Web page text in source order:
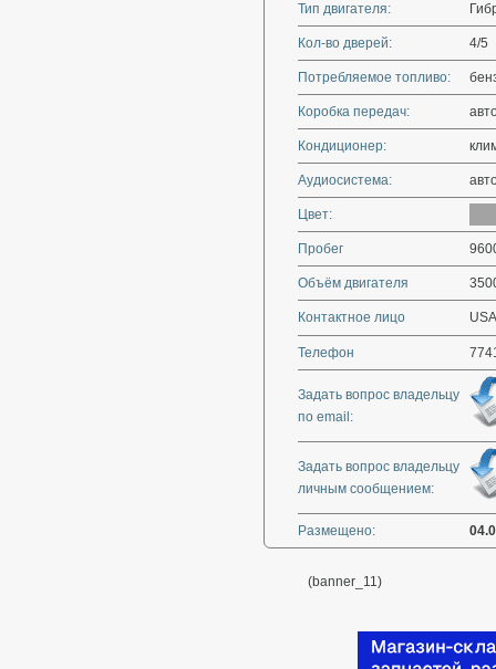
Тип двигателя:
Кол-во дверей: 4/5
Потребляемое топливо:
Коробка передач:
Кондиционер:
Аудиосистема:
Цвет:
Пробег
Объём двигателя
Контактное лицо
Телефон
Задать вопрос владельцу
по email:
Задать вопрос владельцу
личным сообщением:
Размещено:
(banner_11)